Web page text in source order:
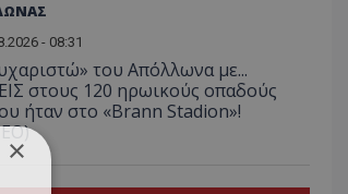
- 08:31
του Απόλλωνα με...
στους 120 ηρωικούς οπαδούς
ήταν στο «Brann Stadion»!
×